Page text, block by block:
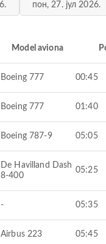
пон, 27. јул 2026.
Model aviona
Boeing 777 00:45
Boeing 777 01:40
Boeing 787-9 05:05
De Havilland Dash
8-400
05:25
- 05:35
Airbus 223 05:45